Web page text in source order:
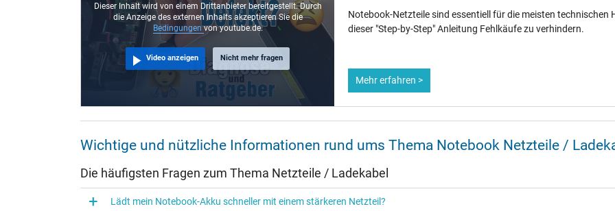
Länge / Breite / Höhe 53 mm / 27 mm / 43 mm
Weitere Daten
Überlast-, kurzschluss- und überhitzungsgeschützt
Kategorisierung
Dieser Inhalt wird von einem Drittanbieter bereitgestellt. Durch
die Anzeige des externen Inhalts akzeptieren Sie die
Bedingungenvon youtube.de.
Video anzeigen Nicht mehr fragen
Notebook-Netzteile sind essentiell für die meisten
dieser "Step-by-Step" Anleitung Fehlkäufe zu verhindern.
Mehr erfahren >
Wichtige und nützliche Informationen rund ums Thema Notebook Netzteile /
Die häufigsten Fragen zum Thema Netzteile / Ladekabel
Lädt mein Notebook-Akku schneller mit einem stärkeren Netzteil?